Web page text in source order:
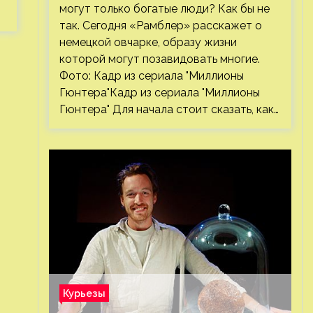
могут только богатые люди? Как бы не
так. Сегодня «Рамблер» расскажет о
немецкой овчарке, образу жизни
которой могут позавидовать многие.
Фото: Кадр из сериала "Миллионы
Гюнтера"Кадр из сериала "Миллионы
Гюнтера" Для начала стоит сказать, как…
Курьезы